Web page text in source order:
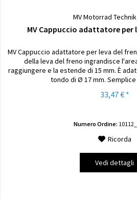
MV Motorrad
MV Cappuccio adattatore per
MV Cappuccio adattatore per leva del
della leva del freno ingrandisce
raggiungere e la estende di 15 mm. È
tondo di Ø 17 mm.
33,47 € *
Numero Ordine:
Ricorda
Vedi dettagli